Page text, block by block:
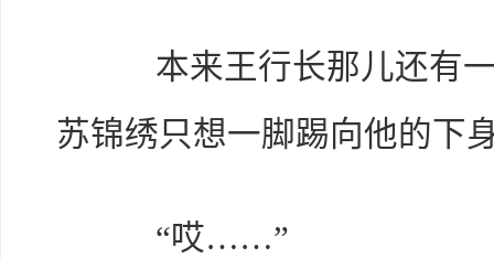
本来王行长那儿还有一
苏锦绣只想一脚踢向他的下
“哎……”